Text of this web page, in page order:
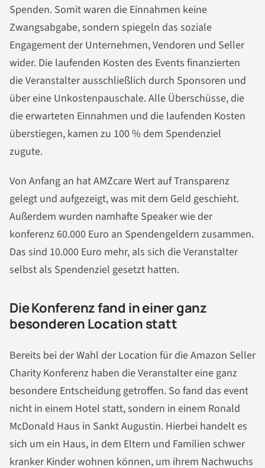
Spenden. Somit waren die Einnahmen keine
Zwangsabgabe, sondern spiegeln das soziale
Engagement der Unternehmen, Vendoren und Seller
wider. Die laufenden Kosten des Events finanzierten
die Veranstalter ausschließlich durch Sponsoren und
über eine Unkostenpauschale. Alle Überschüsse, die
die erwarteten Einnahmen und die laufenden Kosten
überstiegen, kamen zu 100 % dem Spendenziel
zugute.
Von Anfang an hat AMZcare Wert auf Transparenz
gelegt und aufgezeigt, was mit dem Geld geschieht.
Außerdem wurden namhafte Speaker wie der
konferenz 60.000 Euro an Spendengeldern zusammen.
Das sind 10.000 Euro mehr, als sich die Veranstalter
selbst als Spendenziel gesetzt hatten.
Die Konferenz fand in einer ganz
besonderen Location statt
Bereits bei der Wahl der Location für die Amazon Seller
Charity Konferenz haben die Veranstalter eine ganz
besondere Entscheidung getroffen. So fand das event
nicht in einem Hotel statt, sondern in einem Ronald
McDonald Haus in Sankt Augustin. Hierbei handelt es
sich um ein Haus, in dem Eltern und Familien schwer
kranker Kinder wohnen können, um ihrem Nachwuchs